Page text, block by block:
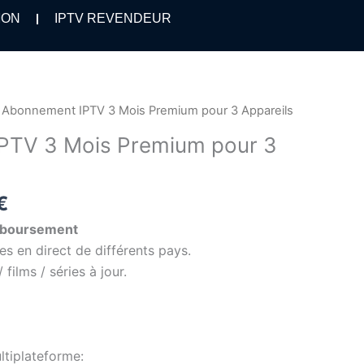
IPTV REVENDEUR
IPTV 3 Mois Premium pour 3 Appareils
3 Mois Premium pour 3
Le
actuel
en direct de différents pays.
films / séries à jour.